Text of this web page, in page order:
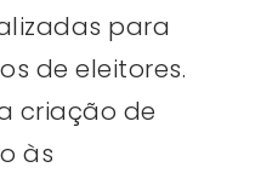
para
de eleitores.
criação de
às